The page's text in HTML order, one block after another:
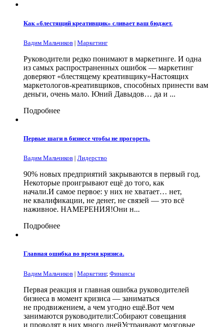
Как «блестящий креативщик» сливает ваш бюджет.
Вадим Мальчиков | Маркетинг
Руководители редко понимают в маркетинге. И одна
из самых распространенных ошибок — маркетинг
доверяют «блестящему креативщику»Настоящих
маркетологов-креативщиков, способных принести вам
деньги, очень мало. Юний Давыдов… да и ...
Подробнее
Первые шаги в бизнесе чтобы не прогореть.
Вадим Мальчиков | Лидерство
90% новых предприятий закрываются в первый год.
Некоторые проигрывают ещё до того, как
начали.И самое первое: у них не хватает… нет,
не квалификации, не денег, не связей — это всё
наживное. НАМЕРЕНИЯ!Они н...
Подробнее
Главная ошибка во время кризиса.
Вадим Мальчиков | Маркетинг, Финансы
Первая реакция и главная ошибка руководителей
бизнеса в момент кризиса — заниматься
не продвижением, а чем угодно ещё.Вот чем
занимаются руководители:Собирают совещания
и проводят в них много днейУстраивают мозговые